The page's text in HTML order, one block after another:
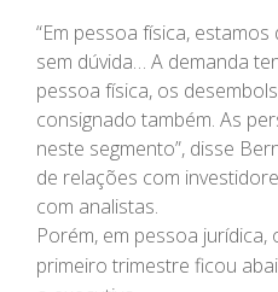
“Em pessoa física,
sem dúvida… A demanda
pessoa física, os
consignado também. As
neste segmento”, disse
de relações com
com analistas.
Porém, em pessoa
primeiro trimestre ficou